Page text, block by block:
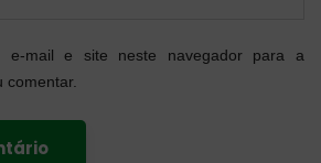
e-mail e site neste navegador para a
comentar.